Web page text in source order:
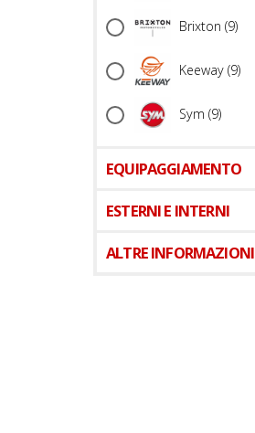
Brixton (9)
Keeway (9)
Sym (9)
EQUIPAGGIAMENTO
ESTERNI E INTERNI
ALTRE INFORMAZIONI